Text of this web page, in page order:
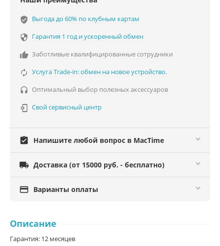
verified_user Выгода до 60% по клубным картам
 Гарантия 1 год и ускоренный обмен
 Заботливые квалифицированные сотрудники
 Услуга Trade-in: обмен на новое устройство.
 Оптимальный выбор полезных аксессуаров
 Свой сервисный центр
assignment_turned_in Напишите любой вопрос в MacTime
 Доставка (от 15000 руб. - бесплатно)
 Варианты оплаты
Описание
Гарантия: 12 месяцев